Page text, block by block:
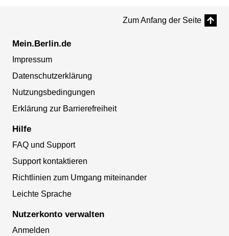
Zum Anfang der Seite
Mein.Berlin.de
Impressum
Datenschutzerklärung
Nutzungsbedingungen
Erklärung zur Barrierefreiheit
Hilfe
FAQ und Support
Support kontaktieren
Richtlinien zum Umgang miteinander
Leichte Sprache
Nutzerkonto verwalten
Anmelden